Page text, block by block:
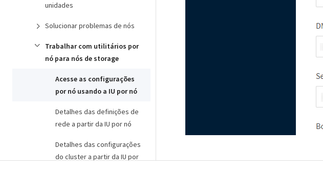
unidades
Solucionar problemas de nós
Trabalhar com utilitários por
nó para nós de storage
Acesse as configurações
por nó usando a IU por nó
Detalhes das definições de
rede a partir da IU por nó
Detalhes das configurações
do cluster a partir da IU por